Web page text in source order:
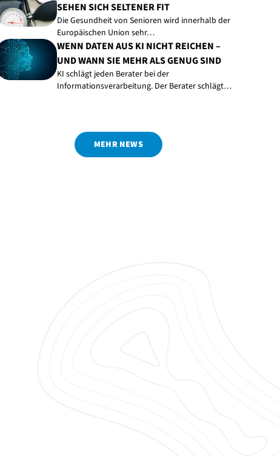
SEHEN SICH SELTENER FIT
Die Gesundheit von Senioren wird innerhalb der
Europäischen Union sehr…
WENN DATEN AUS KI NICHT REICHEN –
UND WANN SIE MEHR ALS GENUG SIND
KI schlägt jeden Berater bei der
Informationsverarbeitung. Der Berater schlägt…
MEHR NEWS